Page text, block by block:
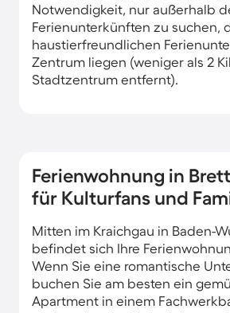
Notwendigkeit, nur außerhalb
Ferienunterkünften zu suchen,
haustierfreundlichen
Zentrum liegen (weniger als 2
Stadtzentrum entfernt).
Ferienwohnung in
für Kulturfans und
Mitten im Kraichgau in Baden-
befindet sich Ihre
Wenn Sie eine romantische
buchen Sie am besten ein
Apartment in einem